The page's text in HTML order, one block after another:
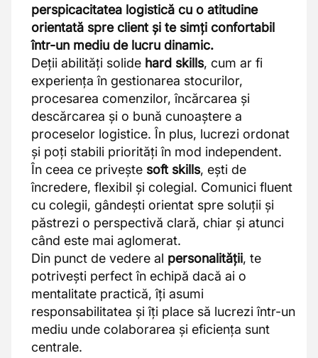
perspicacitatea logistică cu o atitudine
orientată spre client și te simți confortabil
într-un mediu de lucru dinamic.
Deții abilități solide hard skills, cum ar fi
experiența în gestionarea stocurilor,
procesarea comenzilor, încărcarea și
descărcarea și o bună cunoaștere a
proceselor logistice. În plus, lucrezi ordonat
și poți stabili priorități în mod independent.
În ceea ce privește soft skills, ești de
încredere, flexibil și colegial. Comunici fluent
cu colegii, gândești orientat spre soluții și
păstrezi o perspectivă clară, chiar și atunci
când este mai aglomerat.
Din punct de vedere al personalității, te
potrivești perfect în echipă dacă ai o
mentalitate practică, îți asumi
responsabilitatea și îți place să lucrezi într-un
mediu unde colaborarea și eficiența sunt
centrale.